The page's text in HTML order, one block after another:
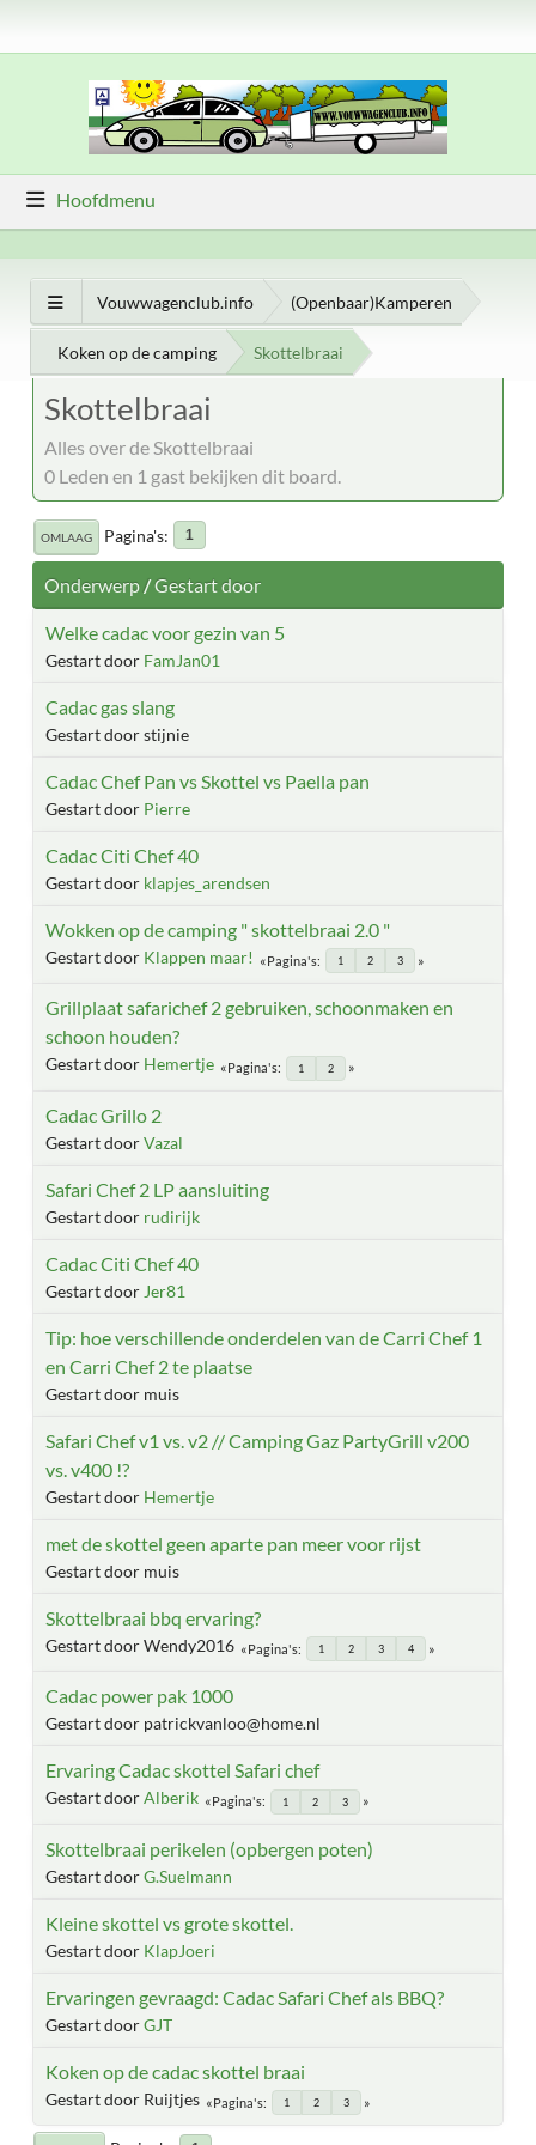
Hoofdmenu
Vouwwagenclub.info (Openbaar)Kamperen
Koken op de camping Skottelbraai
Skottelbraai
Alles over de Skottelbraai
0 Leden en 1 gast bekijken dit board.
OMLAAG Pagina's 1
Onderwerp/Gestart door
Welke cadac voor gezin van 5
Gestart door FamJan01
Cadac gas slang
Gestart door stijnie
Cadac Chef Pan vs Skottel vs Paella pan
Gestart door Pierre
Cadac Citi Chef 40
Gestart door klapjes_arendsen
Wokken op de camping " skottelbraai 2.0 "
Gestart door Klappen maar! Pagina's 1 2 3
Grillplaat safarichef 2 gebruiken, schoonmaken en
schoon houden?
Gestart door Hemertje Pagina's 1 2
Cadac Grillo 2
Gestart doorVazal
Safari Chef 2 LP aansluiting
Gestart door rudirijk
Cadac Citi Chef 40
Gestart door Jer81
Tip: hoe verschillende onderdelen van de Carri Chef 1
en Carri Chef 2 te plaatse
Gestart door muis
Safari Chef v1 vs. v2 // Camping Gaz PartyGrill v200
vs. v400 !?
Gestart door Hemertje
met de skottel geen aparte pan meer voor rijst
Gestart door muis
Skottelbraai bbq ervaring?
Gestart door Wendy2016 Pagina's 1 2 3 4
Cadac power pak 1000
Gestart door patrickvanloo@home.nl
Ervaring Cadac skottel Safari chef
Gestart doorAlberik Pagina's 1 2 3
Skottelbraai perikelen (opbergen poten)
Gestart doorG.Suelmann
Kleine skottel vs grote skottel.
Gestart door KlapJoeri
Ervaringen gevraagd: Cadac Safari Chef als BBQ?
Gestart doorGJT
Koken op de cadac skottel braai
Gestart door Ruijtjes Pagina's 1 2 3